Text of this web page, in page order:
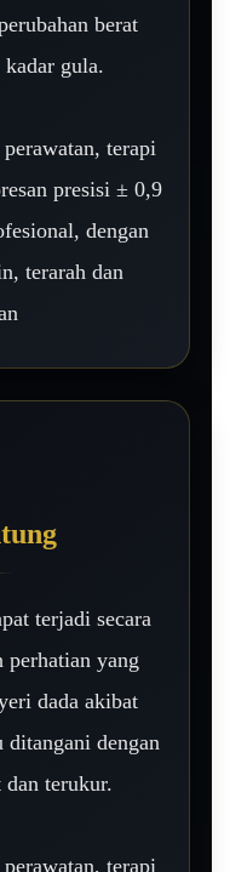
berat
kadar gula.
terapi
presisi ± 0,9
dengan
terarah dan
terjadi secara
perhatian yang
dada akibat
ditangani dengan
dan terukur.
terapi